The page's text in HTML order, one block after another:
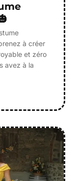
à créer
et zéro
avez à la